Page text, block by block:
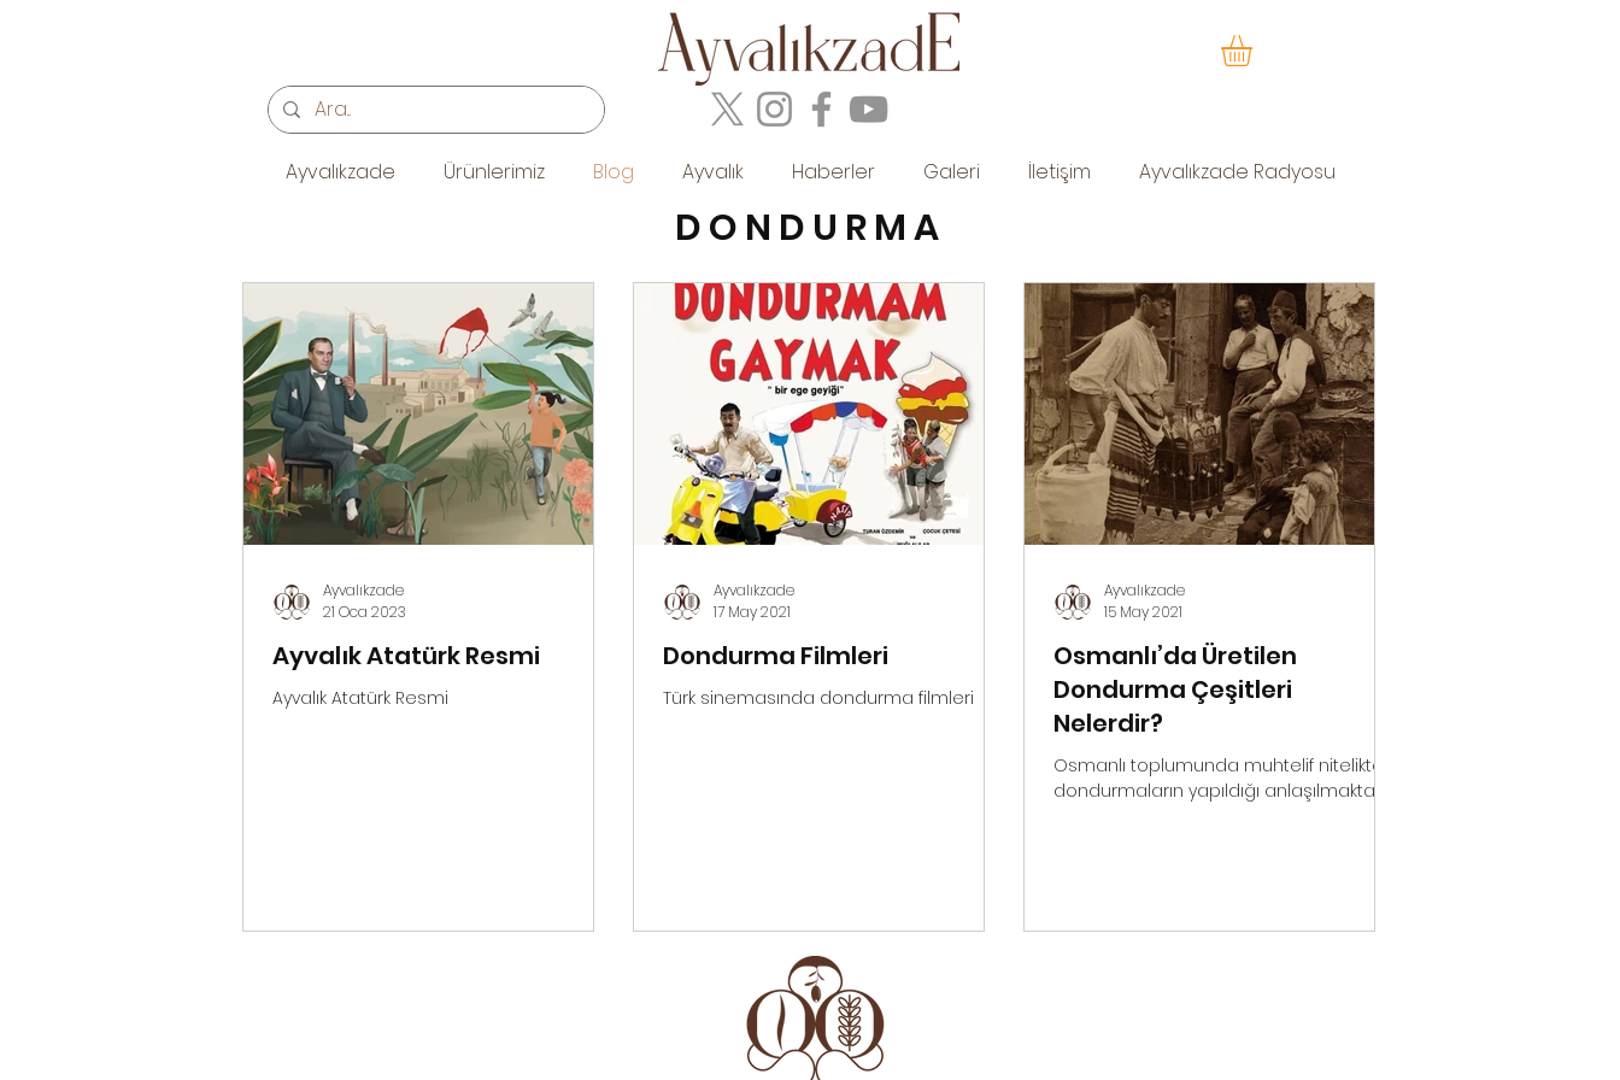
Ayvalıkzade Ürünlerimiz Blog Ayvalık Haberler Galeri İletişim Ayvalıkzade Radyosu
DONDURMA
Ayvalık Atatürk Resmi
Ayvalık Atatürk Resmi
Ayvalıkzade
21 Oca 2023
Dondurma Filmleri
Türk sinemasında dondurma filmleri
Ayvalıkzade
17 May 2021
Osmanlı’da Üretilen
Dondurma Çeşitleri
Nelerdir?
Osmanlı toplumunda muhtelif nitelikte
dondurmaların yapıldığı anlaşılmaktadır.
Ayvalıkzade
15 May 2021